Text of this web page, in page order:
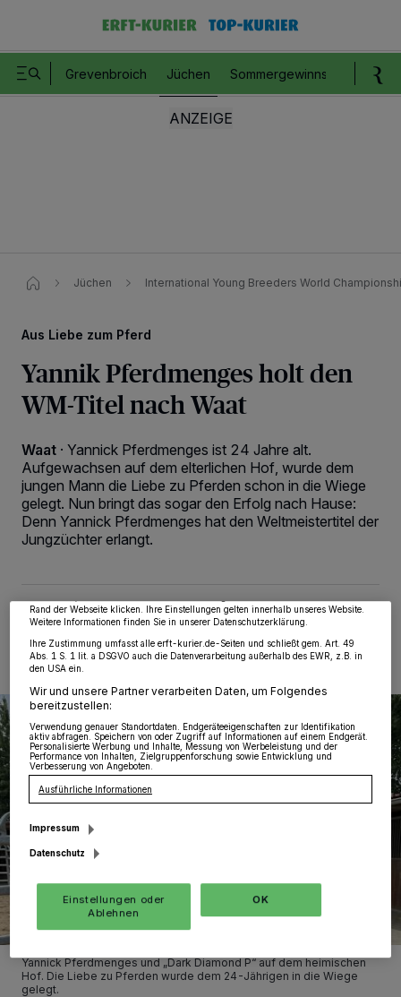
Grevenbroich Jüchen Sommergewinnspiel
Jüchen International Young Breeders World
Aus Liebe zum Pferd
Yannik Pferdmenges holt den
WM-Titel nach Waat
Waat · Yannick Pferdmenges ist 24 Jahre alt.
Aufgewachsen auf dem elterlichen Hof, wurde dem
jungen Mann die Liebe zu Pferden schon in die Wiege
gelegt. Nun bringt das sogar den Erfolg nach Hause:
Denn Yannick Pferdmenges hat den Weltmeistertitel der
Jungzüchter erlangt.
05.08.2022 , 10:24 Uhr 2 Minuten Lesezeit
Yannick Pferdmenges und „Dark Diamond P“ auf dem heimischen
Hof. Die Liebe zu Pferden wurde dem 24-Jährigen in die Wiege
gelegt.
Wir und unsere 218-Partner speichern und greifen auf personenbezogene Daten
wie Browserdaten oder eindeutige Kennungen auf Ihrem Gerät zu. Durch Auswahl
von OK aktivieren Sie Tracking-Technologien für die unter „Wir und unsere
Partner verarbeiten Daten, um Ihnen Dienste bereitzustellen“ aufgeführten
Rand der Webseite klicken. Ihre Einstellungen gelten innerhalb unseres Website.
Weitere Informationen finden Sie in unserer Datenschutzerklärung.
Ihre Zustimmung umfasst alle erft-kurier.de-Seiten und schließt gem. Art. 49
Abs. 1 S. 1 lit. a DSGVO auch die Datenverarbeitung außerhalb des EWR, z.B. in
den USA ein.
Wir und unsere Partner verarbeiten Daten, um Folgendes
bereitzustellen:
Verwendung genauer Standortdaten. Endgeräteeigenschaften zur Identifikation
aktiv abfragen. Speichern von oder Zugriff auf Informationen auf einem Endgerät.
Personalisierte Werbung und Inhalte, Messung von Werbeleistung und der
Performance von Inhalten, Zielgruppenforschung sowie Entwicklung und
Verbesserung von Angeboten.
Ausführliche Informationen
Impressum
Datenschutz
Einstellungen oder
Ablehnen
OK